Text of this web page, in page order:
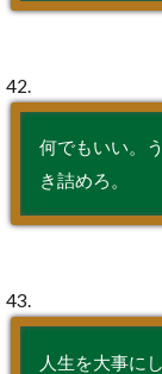
42.
何でもいい。
き詰めろ。
43.
人生を大事に